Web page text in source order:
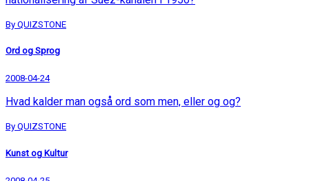
By QUIZSTONE
Ord og Sprog
2008-04-24
Hvad kalder man også ord som men, eller og og?
By QUIZSTONE
Kunst og Kultur